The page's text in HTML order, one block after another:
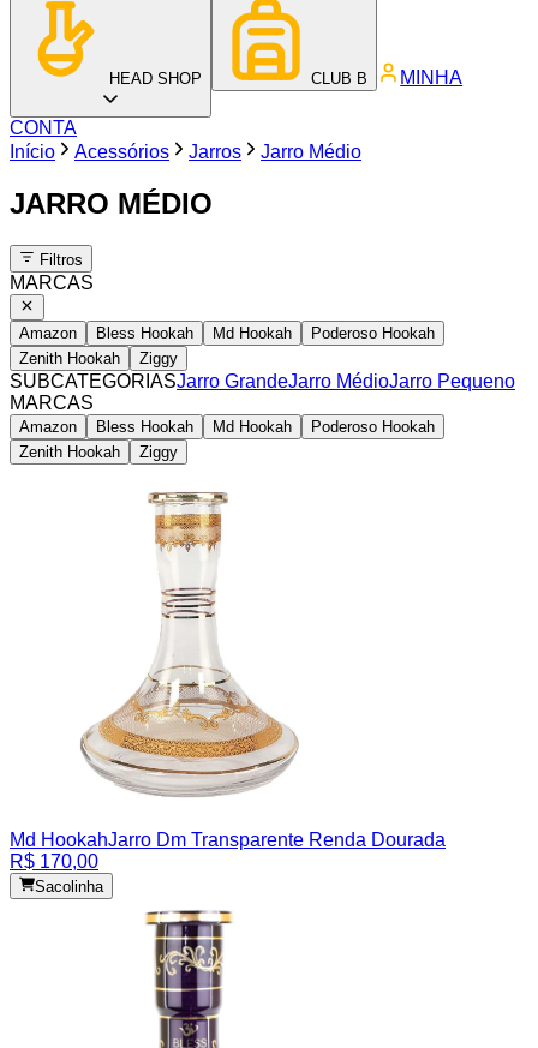
HEAD SHOP CLUB B MINHA
CONTA
Início
Acessórios Jarros Jarro Médio
JARRO MÉDIO
Filtros
MARCAS
Amazon Bless Hookah Md Hookah
Poderoso Hookah
Zenith Hookah
Ziggy
SUBCATEGORIASJarro GrandeJarro MédioJarro Pequeno
MARCAS
Amazon Bless Hookah Md Hookah
Poderoso Hookah
Zenith Hookah
Ziggy
Md HookahJarro Dm Transparente Renda Dourada
R$ 170,00
Sacolinha